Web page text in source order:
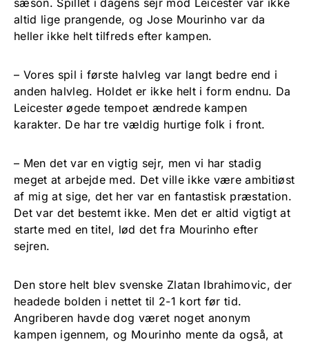
altid lige prangende, og Jose Mourinho var da
heller ikke helt tilfreds efter kampen.
– Vores spil i første halvleg var langt bedre end i
anden halvleg. Holdet er ikke helt i form endnu. Da
Leicester øgede tempoet ændrede kampen
karakter. De har tre vældig hurtige folk i front.
– Men det var en vigtig sejr, men vi har stadig
meget at arbejde med. Det ville ikke være ambitiøst
af mig at sige, det her var en fantastisk præstation.
Det var det bestemt ikke. Men det er altid vigtigt at
starte med en titel, lød det fra Mourinho efter
sejren.
Den store helt blev svenske Zlatan Ibrahimovic, der
headede bolden i nettet til 2-1 kort før tid.
Angriberen havde dog været noget anonym
kampen igennem, og Mourinho mente da også, at